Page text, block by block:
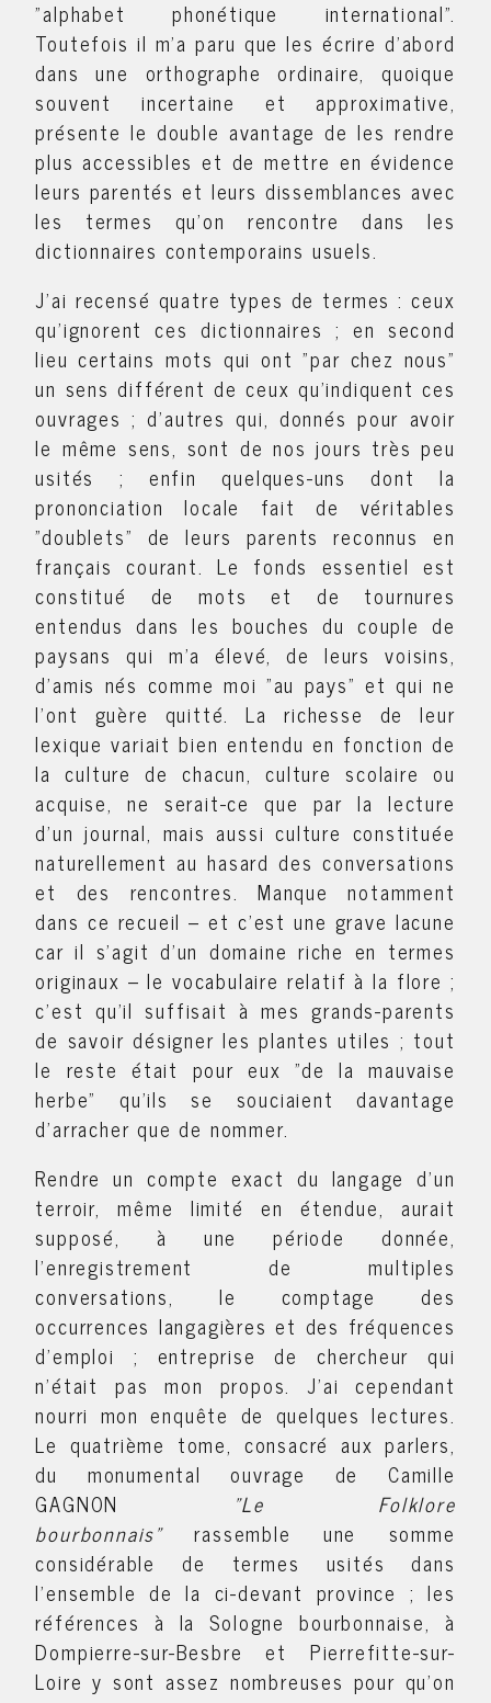
"alphabet phonétique international".
Toutefois il m'a paru que les écrire d'abord
dans une orthographe ordinaire, quoique
souvent incertaine et approximative,
présente le double avantage de les rendre
plus accessibles et de mettre en évidence
leurs parentés et leurs dissemblances avec
les termes qu'on rencontre dans les
dictionnaires contemporains usuels.
J'ai recensé quatre types de termes : ceux
qu'ignorent ces dictionnaires ; en second
lieu certains mots qui ont "par chez nous"
un sens différent de ceux qu'indiquent ces
ouvrages ; d’autres qui, donnés pour avoir
le même sens, sont de nos jours très peu
usités ; enfin quelques-uns dont la
prononciation locale fait de véritables
"doublets" de leurs parents reconnus en
français courant. Le fonds essentiel est
constitué de mots et de tournures
entendus dans les bouches du couple de
paysans qui m'a élevé, de leurs voisins,
d'amis nés comme moi "au pays" et qui ne
l'ont guère quitté. La richesse de leur
lexique variait bien entendu en fonction de
la culture de chacun, culture scolaire ou
acquise, ne serait-ce que par la lecture
d'un journal, mais aussi culture constituée
naturellement au hasard des conversations
et des rencontres. Manque notamment
dans ce recueil – et c'est une grave lacune
car il s'agit d'un domaine riche en termes
originaux – le vocabulaire relatif à la flore ;
c'est qu'il suffisait à mes grands-parents
de savoir désigner les plantes utiles ; tout
le reste était pour eux "de la mauvaise
herbe" qu'ils se souciaient davantage
d'arracher que de nommer.
Rendre un compte exact du langage d'un
terroir, même limité en étendue, aurait
supposé, à une période donnée,
l'enregistrement de multiples
conversations, le comptage des
occurrences langagières et des fréquences
d'emploi ; entreprise de chercheur qui
n’était pas mon propos. J'ai cependant
nourri mon enquête de quelques lectures.
Le quatrième tome, consacré aux parlers,
du monumental ouvrage de Camille
GAGNON
"Le Folklore
bourbonnais"rassemble une somme
considérable de termes usités dans
l'ensemble de la ci-devant province ; les
références à la Sologne bourbonnaise, à
Dompierre-sur-Besbre et Pierrefitte-sur-
Loire y sont assez nombreuses pour qu'on